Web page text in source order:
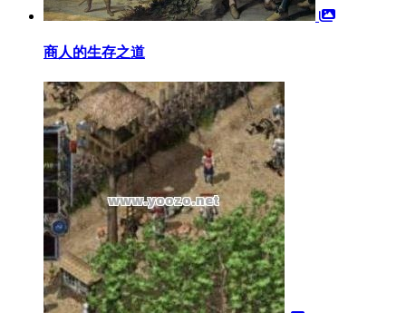
商人的生存之道